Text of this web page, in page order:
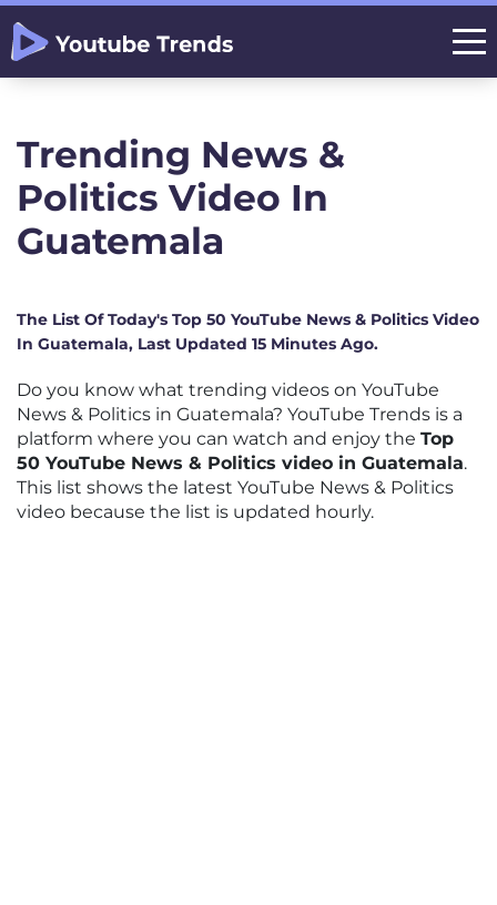
Trending News &
Politics Video In
Guatemala
The List Of Today's Top 50 YouTube News & Politics Video
In Guatemala, Last Updated 15 Minutes Ago.
Do you know what trending videos on YouTube
News & Politics in Guatemala? YouTube Trends is a
platform where you can watch and enjoy the Top
50 YouTube News & Politics video in Guatemala.
This list shows the latest YouTube News & Politics
video because the list is updated hourly.